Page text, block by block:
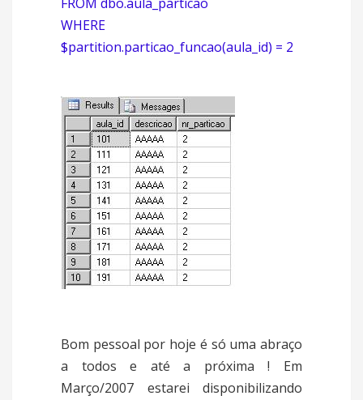
WHERE
$partition.particao_funcao(aula_id) = 2
Bom pessoal por hoje é só uma abraço
a todos e até a próxima ! Em
Março/2007 estarei disponibilizando